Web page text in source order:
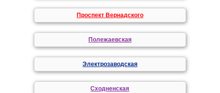
Проспект Вернадского
Полежаевская
Электрозаводская
Сходненская